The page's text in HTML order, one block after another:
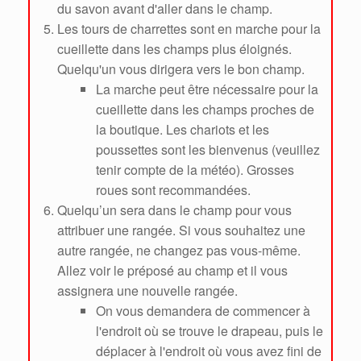
du savon avant d'aller dans le champ.
Les tours de charrettes sont en marche pour la
cueillette dans les champs plus éloignés.
Quelqu'un vous dirigera vers le bon champ.
La marche peut être nécessaire pour la
cueillette dans les champs proches de
la boutique. Les chariots et les
poussettes sont les bienvenus (veuillez
tenir compte de la météo). Grosses
roues sont recommandées.
Quelqu’un sera dans le champ pour vous
attribuer une rangée. Si vous souhaitez une
autre rangée, ne changez pas vous-même.
Allez voir le préposé au champ et il vous
assignera une nouvelle rangée.
On vous demandera de commencer à
l'endroit où se trouve le drapeau, puis le
déplacer à l'endroit où vous avez fini de